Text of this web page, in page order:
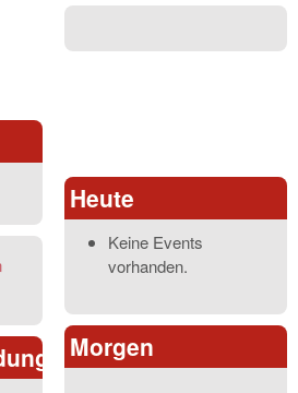
Heute
Keine Events
vorhanden.
Morgen